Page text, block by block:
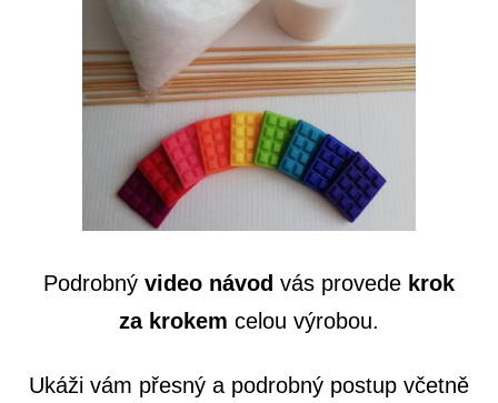
Podrobný video návod vás provede krok
za krokem celou výrobou.
Ukáži vám přesný a podrobný postup včetně